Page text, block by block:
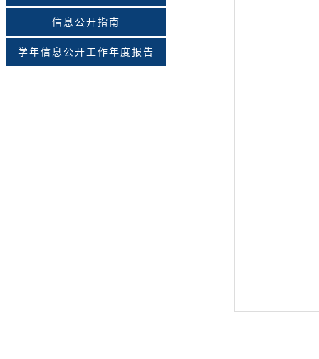
信息公开指南
学年信息公开工作年度报告